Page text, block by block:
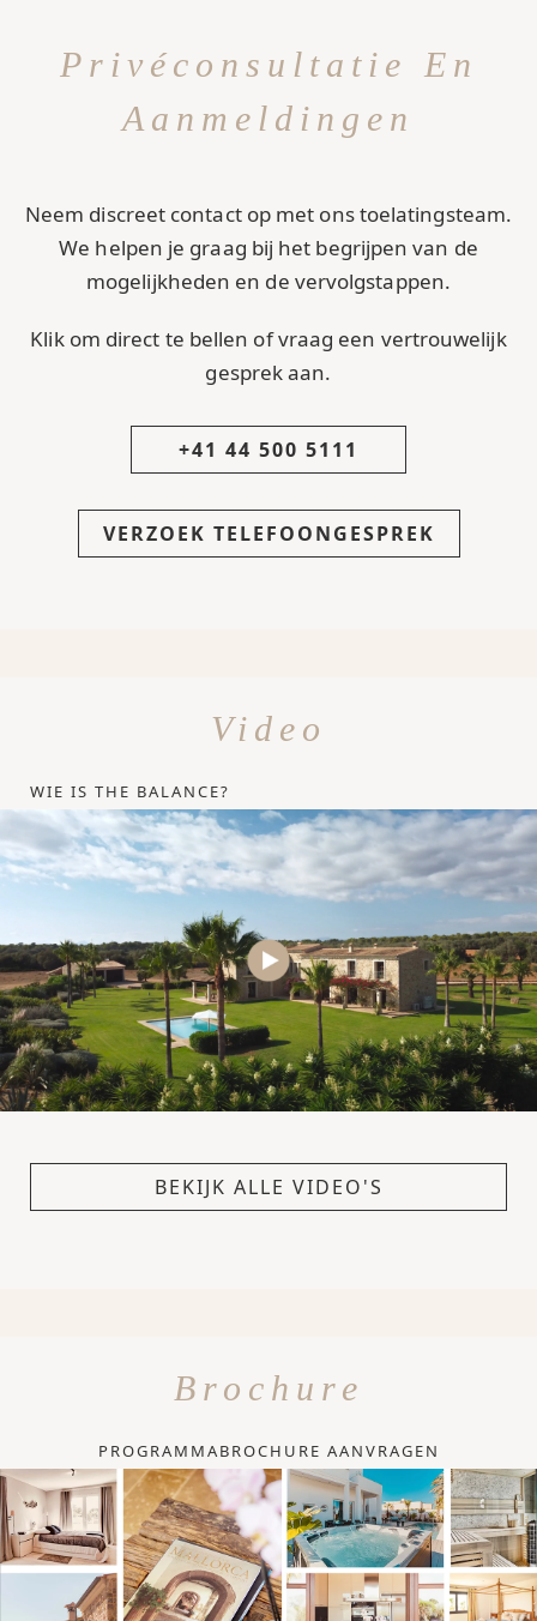
Privéconsultatie En
Aanmeldingen
Neem discreet contact op met ons toelatingsteam.
We helpen je graag bij het begrijpen van de
mogelijkheden en de vervolgstappen.
Klik om direct te bellen of vraag een vertrouwelijk
gesprek aan.
+41 44 500 5111
VERZOEK TELEFOONGESPREK
Video
WIE IS THE BALANCE?
BEKIJK ALLE VIDEO'S
Brochure
PROGRAMMABROCHURE AANVRAGEN